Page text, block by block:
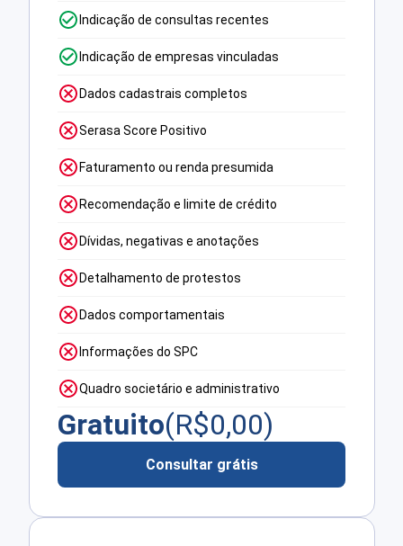
Indicação de consultas recentes
Indicação de empresas vinculadas
Dados cadastrais completos
Serasa Score Positivo
Faturamento ou renda presumida
Recomendação e limite de crédito
Dívidas, negativas e anotações
Detalhamento de protestos
Dados comportamentais
Informações do SPC
Quadro societário e administrativo
Gratuito(R$0,00)
Consultar grátis